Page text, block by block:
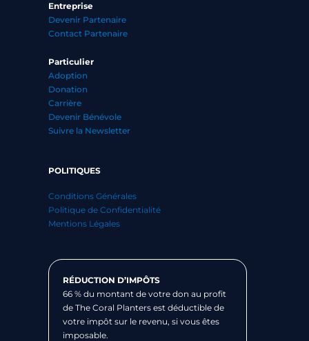
Entreprise
Devenir Partenaire
Contact Partenaire
Particulier
Adoption
Donation
Carrière
Devenir Bénévole
Suivre la Newsletter
POLITIQUES
Conditions Générales
Politique de Confidentialité
Mentions Légales
RÉDUCTION D’IMPÔTS
66 % du montant de votre don au profit
de The Coral Planters est déductible de
votre impôt sur le revenu, si vous êtes
imposable.